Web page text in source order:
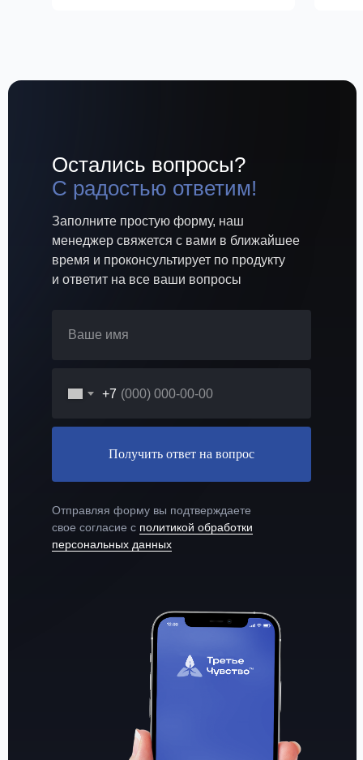
Остались вопросы?
С радостью ответим!
Заполните простую форму, наш
менеджер свяжется с вами в ближайшее
время и проконсультирует по продукту
и ответит на все ваши вопросы
+7
Получить ответ на вопрос
Отправляя форму вы подтверждаете
свое согласие с политикой обработки
персональных данных